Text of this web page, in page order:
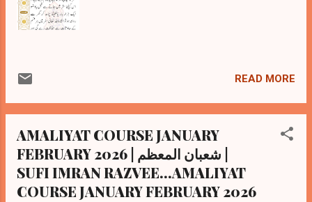
READ MORE
AMALIYAT COURSE JANUARY
FEBRUARY 2026 | شعبان المعظم |
SUFI IMRAN RAZVEE...AMALIYAT
COURSE JANUARY FEBRUARY 2026